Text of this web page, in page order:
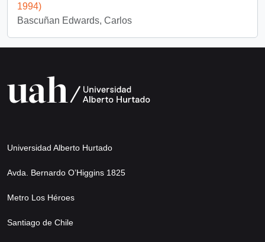
1994)
Bascuñan Edwards, Carlos
Universidad Alberto Hurtado
Avda. Bernardo O’Higgins 1825
Metro Los Héroes
Santiago de Chile